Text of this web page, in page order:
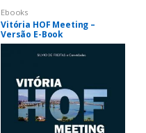
Ebooks
Vitória HOF Meeting –
Versão E-Book